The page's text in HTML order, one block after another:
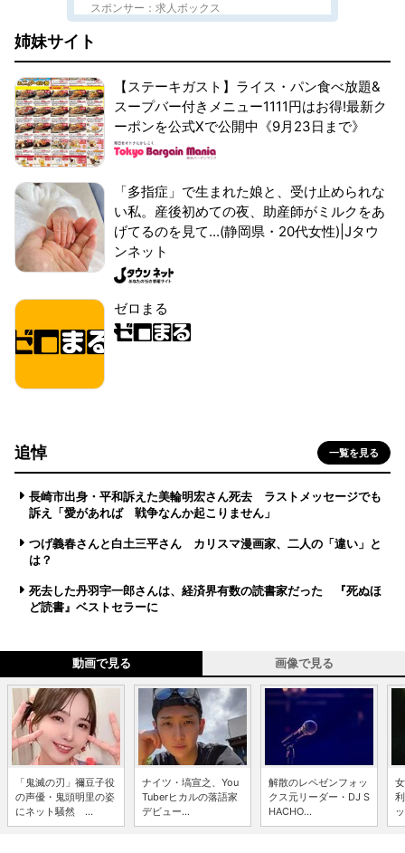
スポンサー：求人ボックス
姉妹サイト
【ステーキガスト】ライス・パン食べ放題&
スープバー付きメニュー1111円はお得!最新ク
ーポンを公式Xで公開中《9月23日まで》
「多指症」で生まれた娘と、受け止められな
い私。産後初めての夜、助産師がミルクをあ
げてるのを見て...(静岡県・20代女性)|Jタウ
ンネット
ゼロまる
追悼 一覧を見る
長崎市出身・平和訴えた美輪明宏さん死去 ラストメッセージでも
訴え「愛があれば 戦争なんか起こりません」
つげ義春さんと白土三平さん カリスマ漫画家、二人の「違い」と
は？
死去した丹羽宇一郎さんは、経済界有数の読書家だった 『死ぬほ
ど読書』ベストセラーに
動画で見る 画像で見る
「鬼滅の刃」禰豆子役
の声優・鬼頭明里の姿
にネット騒然 ...
ナイツ・塙宣之、You
Tuberヒカルの落語家
デビュー...
解散のレペゼンフォッ
クス元リーダー・DJ S
HACHO...